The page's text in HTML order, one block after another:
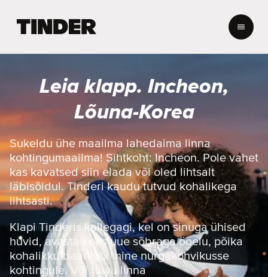
r
a
a
l
e
h
t
Leia klapp. Incheon,
Lõuna-Korea
Sukeldu ühe maailma lahedaima linna
kohtingumaailma! Sihtkoht: Incheon. Pole vahet
kas kavatsed siin elada või oled lihtsalt
läbisõidul. Tinderi kaudu tutvud kohalikega
lihtsasti.
Klapi Tinderis kellegagi, kel on sinuga ühised
huvid, avasta koos uue sõbraga ööelu, põika
kohalikku baari või mine nurgakohvikusse
kohtingule. Või tutvu linna